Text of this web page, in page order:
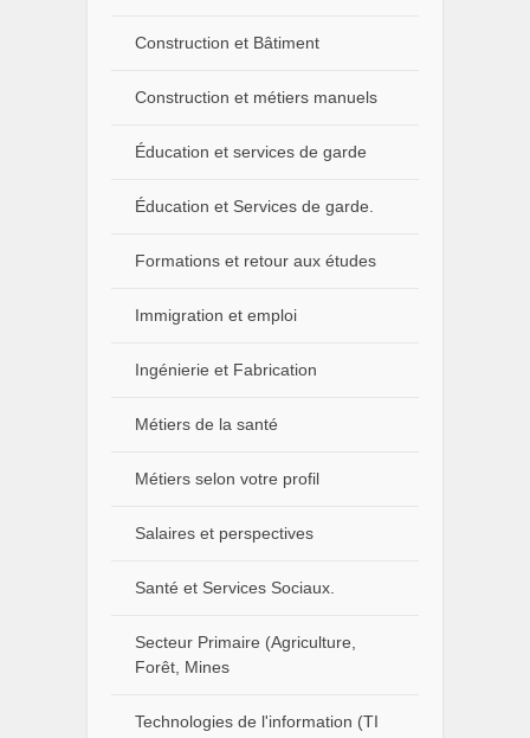
Construction et Bâtiment
Construction et métiers manuels
Éducation et services de garde
Éducation et Services de garde.
Formations et retour aux études
Immigration et emploi
Ingénierie et Fabrication
Métiers de la santé
Métiers selon votre profil
Salaires et perspectives
Santé et Services Sociaux.
Secteur Primaire (Agriculture,
Forêt, Mines
Technologies de l'information (TI